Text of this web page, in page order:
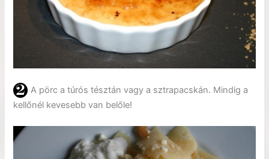
A pörc a túrós tésztán vagy a sztrapacskán. Mindig a
kellőnél kevesebb van belőle!